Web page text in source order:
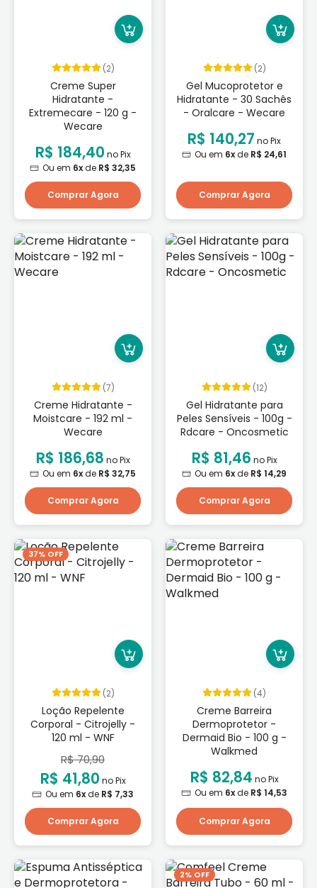
(2)
Creme Super
Hidratante -
Extremecare - 120 g -
Wecare
R$ 184,40 no Pix
Ou em 6xde R$ 32,35
Comprar Agora
(2)
Gel Mucoprotetor e
Hidratante - 30 Sachês
- Oralcare - Wecare
R$ 140,27 no Pix
Ou em 6xde R$ 24,61
Comprar Agora
(7)
Creme Hidratante -
Moistcare - 192 ml -
Wecare
R$ 186,68 no Pix
Ou em 6xde R$ 32,75
Comprar Agora
(12)
Gel Hidratante para
Peles Sensíveis - 100g -
Rdcare - Oncosmetic
R$ 81,46 no Pix
Ou em 6xde R$ 14,29
Comprar Agora
37% OFF
(2)
Loção Repelente
Corporal - Citrojelly -
120 ml - WNF
R$ 70,90
R$ 41,80 no Pix
Ou em 6xde R$ 7,33
Comprar Agora
(4)
Creme Barreira
Dermoprotetor -
Dermaid Bio - 100 g -
Walkmed
R$ 82,84 no Pix
Ou em 6xde R$ 14,53
Comprar Agora
2% OFF